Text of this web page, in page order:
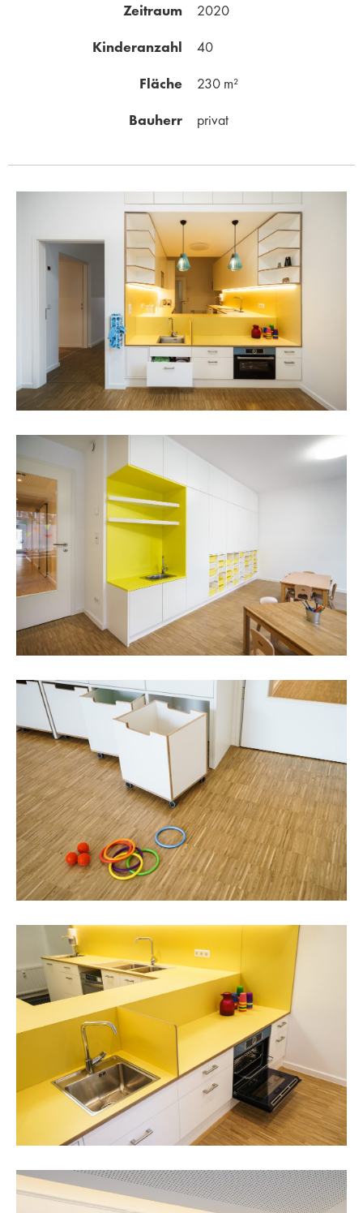
Zeitraum
2020
Kinderanzahl
40
Fläche
230 m²
Bauherr
privat